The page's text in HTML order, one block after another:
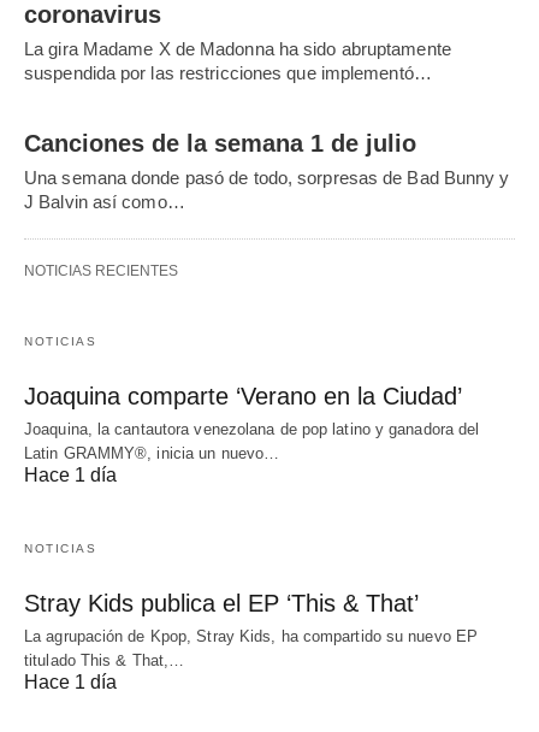
coronavirus
La gira Madame X de Madonna ha sido abruptamente
suspendida por las restricciones que implementó…
Canciones de la semana 1 de julio
Una semana donde pasó de todo, sorpresas de Bad Bunny y
J Balvin así como…
NOTICIAS RECIENTES
NOTICIAS
Joaquina comparte ‘Verano en la Ciudad’
Joaquina, la cantautora venezolana de pop latino y ganadora del
Latin GRAMMY®, inicia un nuevo…
Hace 1 día
NOTICIAS
Stray Kids publica el EP ‘This & That’
La agrupación de Kpop, Stray Kids, ha compartido su nuevo EP
titulado This & That,…
Hace 1 día